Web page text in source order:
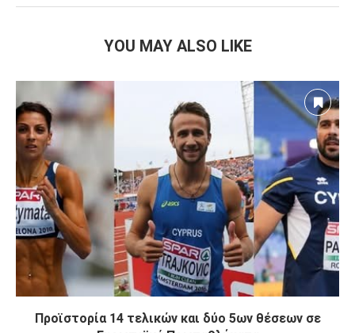
YOU MAY ALSO LIKE
Προϊστορία 14 τελικών και δύο 5ων θέσεων σε